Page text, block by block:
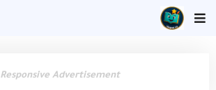
Responsive Advertisement